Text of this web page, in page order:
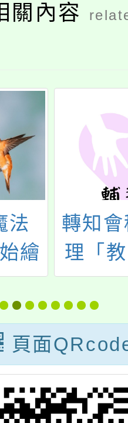
關內容
法
繪
教
轉知
理「
年度
先區
教育
歡迎
工、
頁面